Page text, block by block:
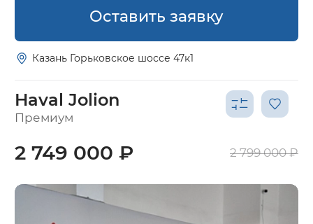
Оставить заявку
Казань Горьковское шоссе 47к1
Haval Jolion
Премиум
2 749 000 ₽ 2 799 000 ₽